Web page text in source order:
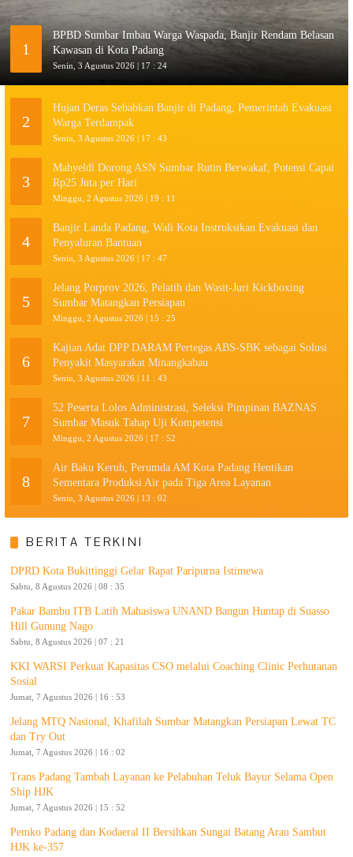
1
BPBD Sumbar Imbau Warga Waspada, Banjir Rendam Belasan
Kawasan di Kota Padang
Senin, 3 Agustus 2026 | 17 : 24
2
Hujan Deras Sebabkan Banjir di Padang, Pemerintah Evakuasi
Warga Terdampak
Senin, 3 Agustus 2026 | 17 : 43
3
Mahyeldi Dorong ASN Sumbar Rutin Berwakaf, Potensi Capai
Rp25 Juta per Hari
Minggu, 2 Agustus 2026 | 19 : 11
4
Banjir Landa Padang, Wali Kota Instruksikan Evakuasi dan
Penyaluran Bantuan
Senin, 3 Agustus 2026 | 17 : 47
5
Jelang Porprov 2026, Pelatih dan Wasit-Juri Kickboxing
Sumbar Matangkan Persiapan
Minggu, 2 Agustus 2026 | 15 : 25
6
Kajian Adat DPP DARAM Pertegas ABS-SBK sebagai Solusi
Penyakit Masyarakat Minangkabau
Senin, 3 Agustus 2026 | 11 : 43
7
52 Peserta Lolos Administrasi, Seleksi Pimpinan BAZNAS
Sumbar Masuk Tahap Uji Kompetensi
Minggu, 2 Agustus 2026 | 17 : 52
8
Air Baku Keruh, Perumda AM Kota Padang Hentikan
Sementara Produksi Air pada Tiga Area Layanan
Senin, 3 Agustus 2026 | 13 : 02
BERITA TERKINI
DPRD Kota Bukittinggi Gelar Rapat Paripurna Istimewa
Sabtu, 8 Agustus 2026 | 08 : 35
Pakar Bambu ITB Latih Mahasiswa UNAND Bangun Huntap di Suasso
Hill Gunung Nago
Sabtu, 8 Agustus 2026 | 07 : 21
KKI WARSI Perkuat Kapasitas CSO melalui Coaching Clinic Perhutanan
Sosial
Jumat, 7 Agustus 2026 | 16 : 53
Jelang MTQ Nasional, Khafilah Sumbar Matangkan Persiapan Lewat TC
dan Try Out
Jumat, 7 Agustus 2026 | 16 : 02
Trans Padang Tambah Layanan ke Pelabuhan Teluk Bayur Selama Open
Ship HJK
Jumat, 7 Agustus 2026 | 15 : 52
Pemko Padang dan Kodaeral II Bersihkan Sungai Batang Arau Sambut
HJK ke-357